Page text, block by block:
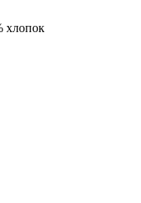
хлопок